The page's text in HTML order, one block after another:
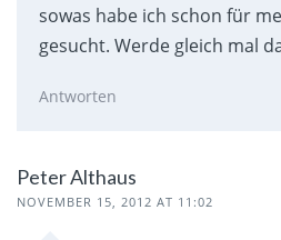
sowas habe ich schon für
gesucht. Werde gleich mal
Antworten
Peter Althaus
NOVEMBER 15, 2012 AT 11:02